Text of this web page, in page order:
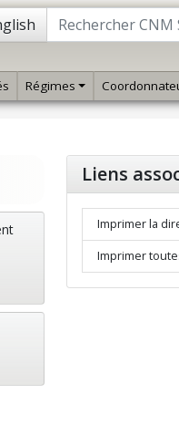
Régimes
Liens
Imprimer la
Imprimer